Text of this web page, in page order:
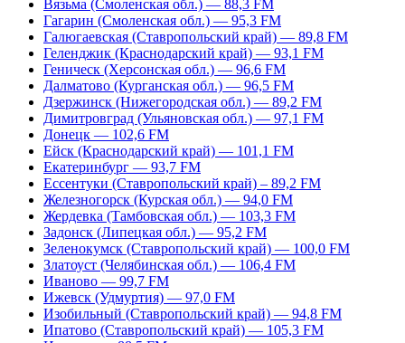
Вязьма (Смоленская обл.) — 88,3 FM
Гагарин (Смоленская обл.) — 95,3 FM
Галюгаевская (Ставропольский край) — 89,8 FM
Геленджик (Краснодарский край) — 93,1 FM
Геническ (Херсонская обл.) — 96,6 FM
Далматово (Курганская обл.) — 96,5 FM
Дзержинск (Нижегородская обл.) — 89,2 FM
Димитровград (Ульяновская обл.) — 97,1 FM
Донецк — 102,6 FM
Ейск (Краснодарский край) — 101,1 FM
Екатеринбург — 93,7 FM
Ессентуки (Ставропольский край) – 89,2 FM
Железногорск (Курская обл.) — 94,0 FM
Жердевка (Тамбовская обл.) — 103,3 FM
Задонск (Липецкая обл.) — 95,2 FM
Зеленокумск (Ставропольский край) — 100,0 FM
Златоуст (Челябинская обл.) — 106,4 FM
Иваново — 99,7 FM
Ижевск (Удмуртия) — 97,0 FM
Изобильный (Ставропольский край) — 94,8 FM
Ипатово (Ставропольский край) — 105,3 FM